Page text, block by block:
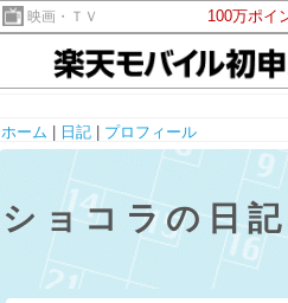
映画・ＴＶ 100万ポイ
ホーム
日記 プロフィール
ショコラの日